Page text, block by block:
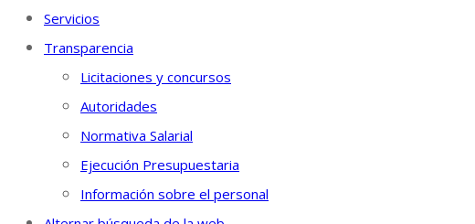
Servicios
Transparencia
Licitaciones y concursos
Autoridades
Normativa Salarial
Ejecución Presupuestaria
Información sobre el personal